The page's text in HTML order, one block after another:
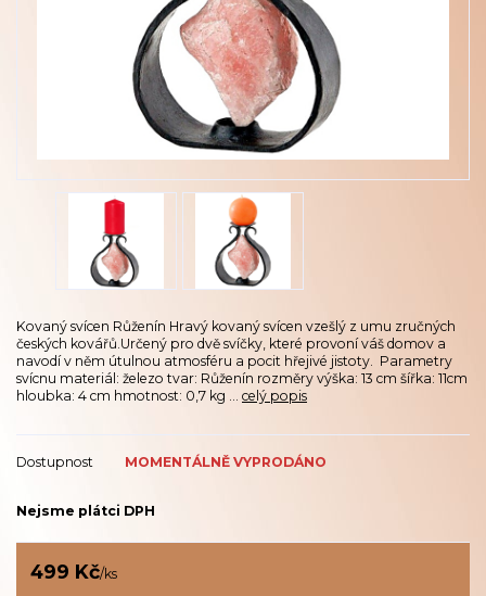
Kovaný svícen Růženín Hravý kovaný svícen vzešlý z umu zručných
českých kovářů.Určený pro dvě svíčky, které provoní váš domov a
navodí v něm útulnou atmosféru a pocit hřejivé jistoty. Parametry
svícnu materiál: železo tvar: Růženín rozměry výška: 13 cm šířka: 11cm
hloubka: 4 cm hmotnost: 0,7 kg ... celý popis
Dostupnost MOMENTÁLNĚ VYPRODÁNO
Nejsme plátci DPH
499 Kč/ks